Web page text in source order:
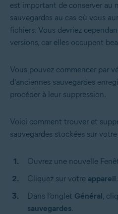
est important de conserver au
sauvegardes au cas où vous
fichiers. Vous devriez
versions, car elles occupent
Vous pouvez commencer par
d’anciennes sauvegardes
procéder à leur suppression.
Voici comment trouver et
sauvegardes stockées sur
Ouvrez une nouvelle
Cliquez sur votre appareil.
Dans l’onglet Général,
sauvegardes.